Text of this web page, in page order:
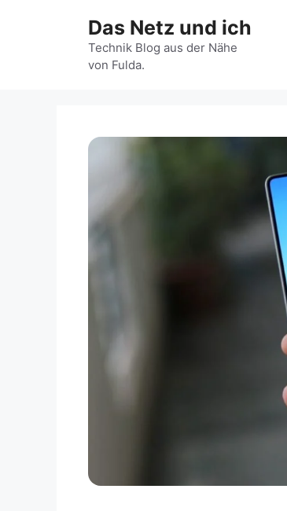
Das Netz und ich
Technik Blog aus der Nähe
von Fulda.